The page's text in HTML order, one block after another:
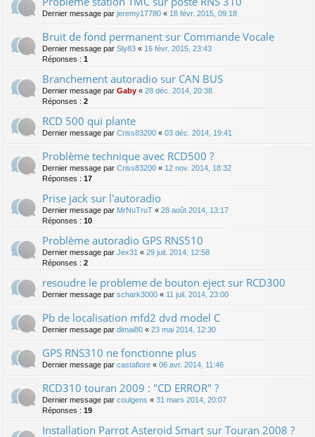
Dernier message par jeremy17780 « 18 févr. 2015, 09:18
Bruit de fond permanent sur Commande Vocale
Dernier message par Sly83 « 16 févr. 2015, 23:43
Réponses : 1
Branchement autoradio sur CAN BUS
Dernier message par Gaby « 28 déc. 2014, 20:38
Réponses : 2
RCD 500 qui plante
Dernier message par Criss83200 « 03 déc. 2014, 19:41
Problème technique avec RCD500 ?
Dernier message par Criss83200 « 12 nov. 2014, 18:32
Réponses : 17
Prise jack sur l'autoradio
Dernier message par MrNuTruT « 28 août 2014, 13:17
Réponses : 10
Problème autoradio GPS RNS510
Dernier message par Jex31 « 29 juil. 2014, 12:58
Réponses : 2
resoudre le probleme de bouton eject sur RCD300
Dernier message par schark3000 « 11 juil. 2014, 23:00
Pb de localisation mfd2 dvd model C
Dernier message par dimai80 « 23 mai 2014, 12:30
GPS RNS310 ne fonctionne plus
Dernier message par castafiore « 06 avr. 2014, 11:46
RCD310 touran 2009 : "CD ERROR" ?
Dernier message par coulgens « 31 mars 2014, 20:07
Réponses : 19
Installation Parrot Asteroid Smart sur Touran 2008 ?